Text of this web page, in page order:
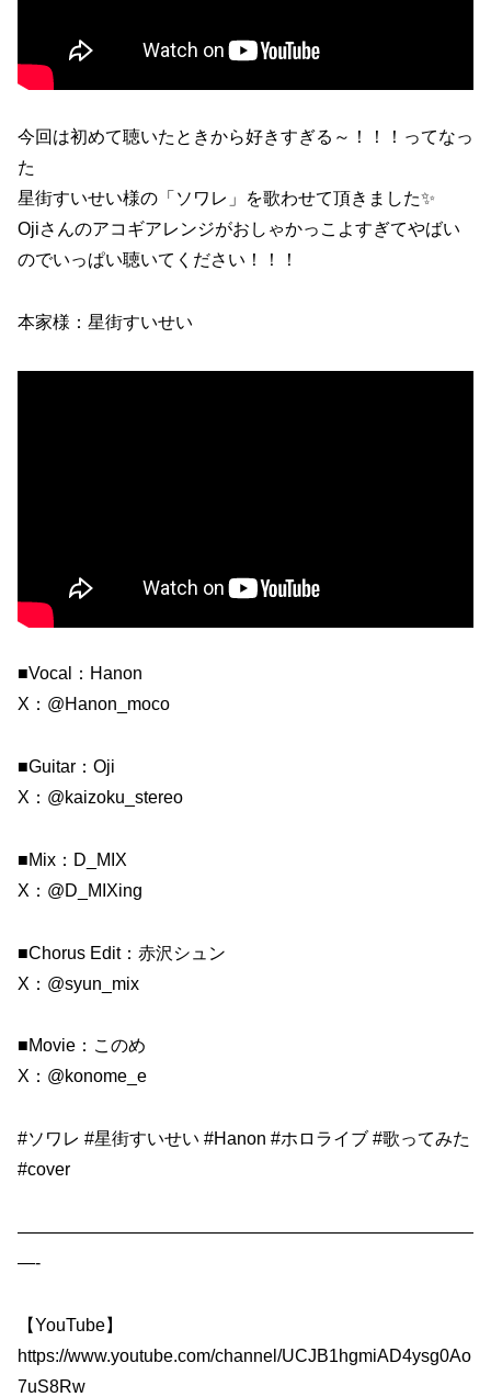
今回は初めて聴いたときから好きすぎる～！！！ってなっ
た
星街すいせい様の「ソワレ」を歌わせて頂きました✨
Ojiさんのアコギアレンジがおしゃかっこよすぎてやばい
のでいっぱい聴いてください！！！
本家様：星街すいせい
■Vocal：Hanon
X：@Hanon_moco
■Guitar：Oji
X：@kaizoku_stereo
■Mix：D_MIX
X：@D_MIXing
■Chorus Edit：赤沢シュン
X：@syun_mix
■Movie：このめ
X：@konome_e
#ソワレ #星街すいせい #Hanon #ホロライブ #歌ってみた
#cover
——————————————————————————
—-
【YouTube】
https://www.youtube.com/channel/UCJB1hgmiAD4ysg0Ao
7uS8Rw